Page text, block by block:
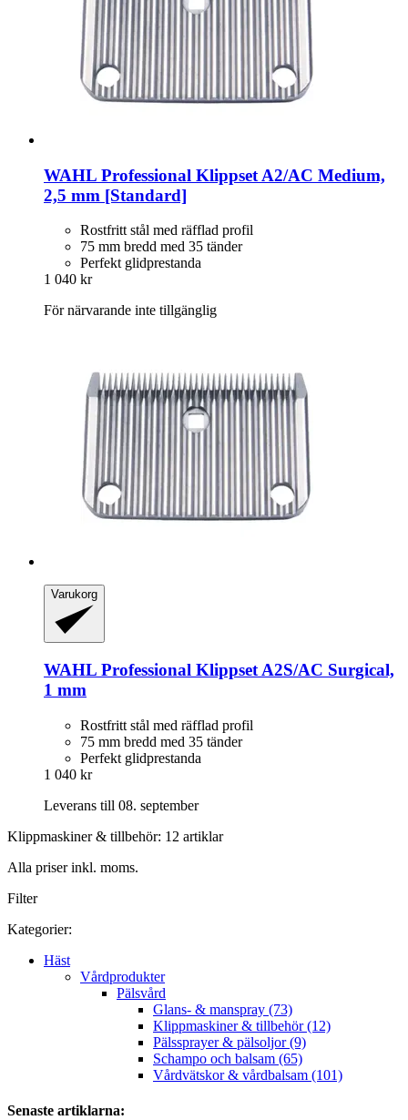
WAHL Professional Klippset A2/AC Medium,
2,5 mm [Standard]
Rostfritt stål med räfflad profil
75 mm bredd med 35 tänder
Perfekt glidprestanda
1 040 kr
För närvarande inte tillgänglig
Varukorg
WAHL Professional Klippset A2S/AC Surgical,
1 mm
Rostfritt stål med räfflad profil
75 mm bredd med 35 tänder
Perfekt glidprestanda
1 040 kr
Leverans till 08. september
Klippmaskiner & tillbehör: 12 artiklar
Alla priser inkl. moms.
Filter
Kategorier:
Häst
Vårdprodukter
Pälsvård
Glans- & manspray (73)
Klippmaskiner & tillbehör (12)
Pälssprayer & pälsoljor (9)
Schampo och balsam (65)
Vårdvätskor & vårdbalsam (101)
Senaste artiklarna: